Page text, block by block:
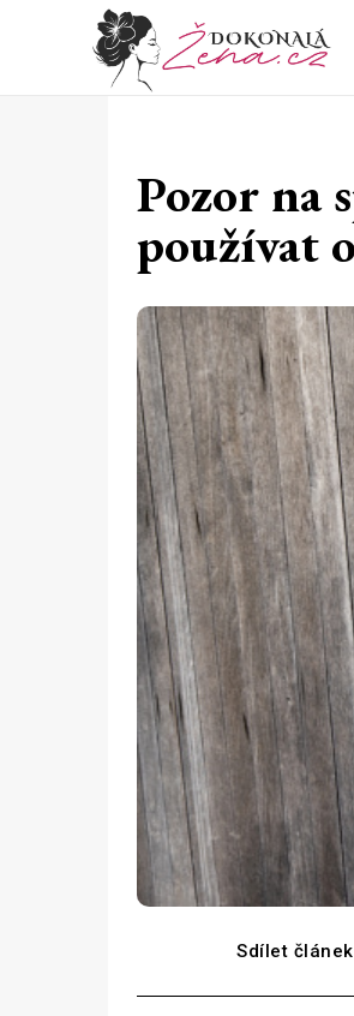
Pozor na
používat
Sdílet článek